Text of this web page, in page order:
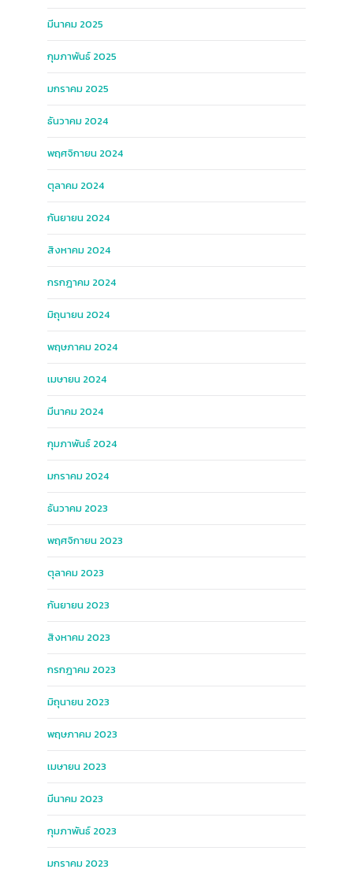
มีนาคม 2025
กุมภาพันธ์ 2025
มกราคม 2025
ธันวาคม 2024
พฤศจิกายน 2024
ตุลาคม 2024
กันยายน 2024
สิงหาคม 2024
กรกฎาคม 2024
มิถุนายน 2024
พฤษภาคม 2024
เมษายน 2024
มีนาคม 2024
กุมภาพันธ์ 2024
มกราคม 2024
ธันวาคม 2023
พฤศจิกายน 2023
ตุลาคม 2023
กันยายน 2023
สิงหาคม 2023
กรกฎาคม 2023
มิถุนายน 2023
พฤษภาคม 2023
เมษายน 2023
มีนาคม 2023
กุมภาพันธ์ 2023
มกราคม 2023